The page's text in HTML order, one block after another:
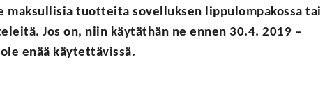
tuotteita sovelluksen lippulompakossa tai
Jos on, niin käytäthän ne ennen 30.4. 2019 –
enää käytettävissä.